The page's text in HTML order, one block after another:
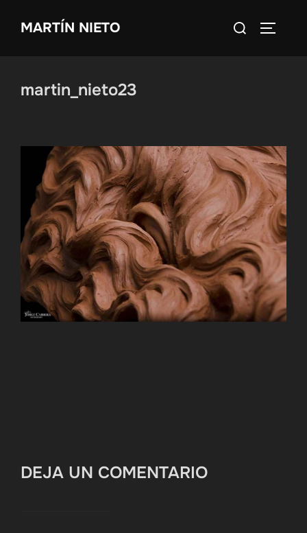
MARTÍN NIETO Buscar:
martin_nieto23
DEJA UN COMENTARIO